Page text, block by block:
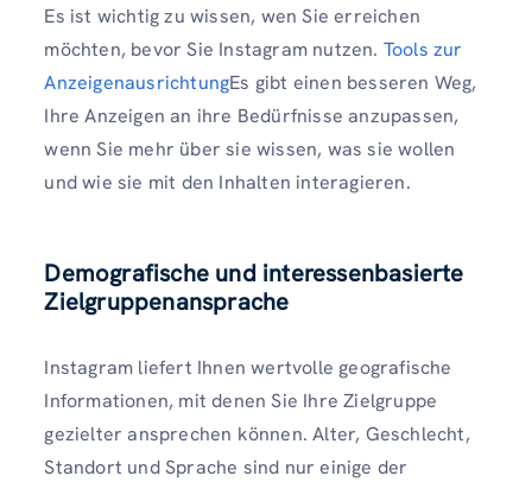
Es ist wichtig zu wissen, wen Sie erreichen
möchten, bevor Sie Instagram nutzen. Tools zur
AnzeigenausrichtungEs gibt einen besseren Weg,
Ihre Anzeigen an ihre Bedürfnisse anzupassen,
wenn Sie mehr über sie wissen, was sie wollen
und wie sie mit den Inhalten interagieren.
Demografische und interessenbasierte
Zielgruppenansprache
Instagram liefert Ihnen wertvolle geografische
Informationen, mit denen Sie Ihre Zielgruppe
gezielter ansprechen können. Alter, Geschlecht,
Standort und Sprache sind nur einige der